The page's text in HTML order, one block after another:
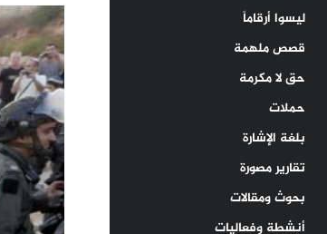
ليسوا أرقاماً
قصص ملهمة
حق لا مكرمة
حملات
بلغة الإشارة
تقارير مصورة
بحوث ومقالات
أنشطة وفعاليات